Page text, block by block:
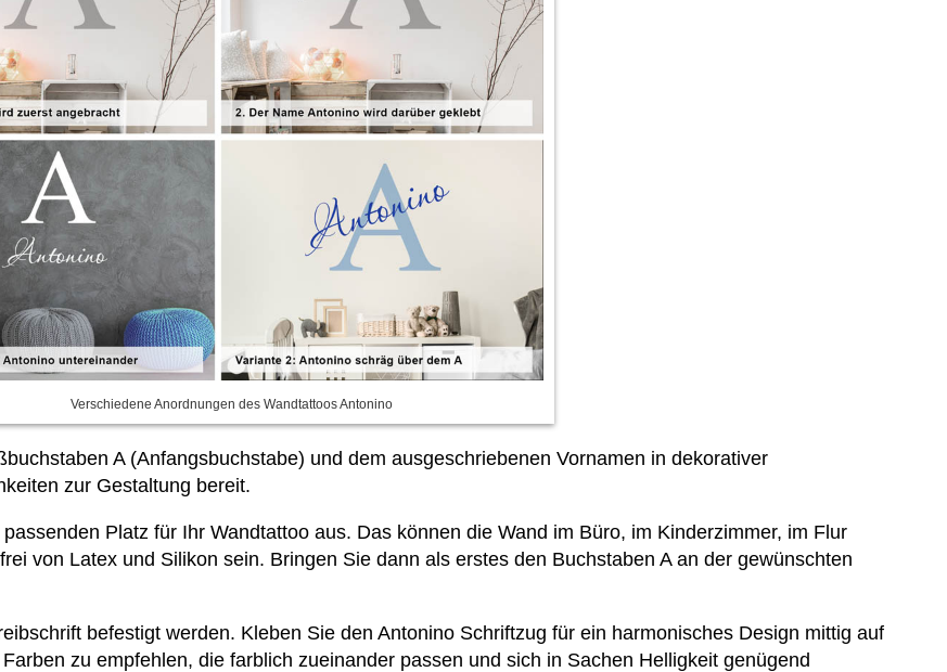
Verschiedene Anordnungen des Wandtattoos Antonino
A (Anfangsbuchstabe) und dem ausgeschriebenen Vornamen in dekorativer
zur Gestaltung bereit.
Platz für Ihr Wandtattoo aus. Das können die Wand im Büro, im Kinderzimmer, im Flur
von Latex und Silikon sein. Bringen Sie dann als erstes den Buchstaben A an der gewünschten
befestigt werden. Kleben Sie den Antonino Schriftzug für ein harmonisches Design mittig auf
zu empfehlen, die farblich zueinander passen und sich in Sachen Helligkeit genügend